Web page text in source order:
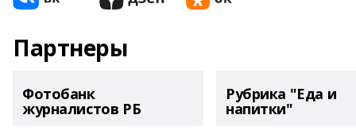
Партнеры
Фотобанк
журналистов РБ
Рубрика "Еда и
напитки"